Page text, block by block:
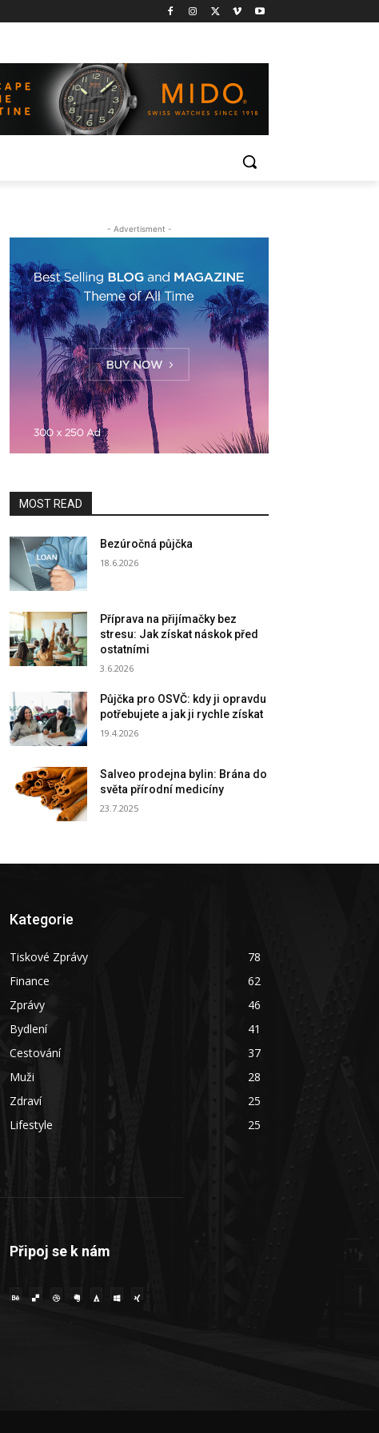
- Advertisment -
MOST READ
Bezúročná půjčka
18.6.2026
Příprava na přijímačky bez
stresu: Jak získat náskok před
ostatními
3.6.2026
Půjčka pro OSVČ: kdy ji opravdu
potřebujete a jak ji rychle získat
19.4.2026
Salveo prodejna bylin: Brána do
světa přírodní medicíny
23.7.2025
Kategorie
Tiskové Zprávy
78
Finance
62
Zprávy
46
Bydlení
41
Cestování
37
Muži
28
Zdraví
25
Lifestyle
25
Připoj se k nám